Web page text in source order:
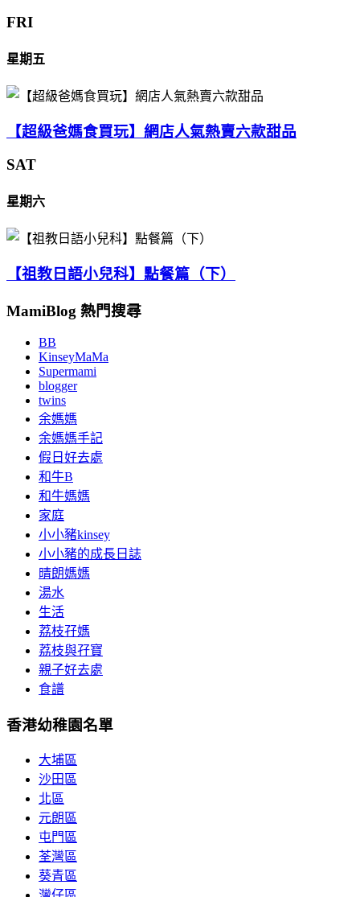
FRI
星期五
【超級爸媽食買玩】網店人氣熱賣六款甜品
SAT
星期六
【祖教日語小兒科】點餐篇（下）
MamiBlog 熱門搜尋
BB
KinseyMaMa
Supermami
blogger
twins
余媽媽
余媽媽手記
假日好去處
和牛B
和牛媽媽
家庭
小小豬kinsey
小小豬的成長日誌
晴朗媽媽
湯水
生活
荔枝孖媽
荔枝與孖寶
親子好去處
食譜
香港幼稚園名單
大埔區
沙田區
北區
元朗區
屯門區
荃灣區
葵青區